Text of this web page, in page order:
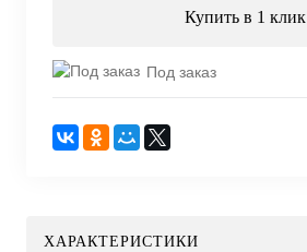
Купить в 1 клик
Под заказ
ХАРАКТЕРИСТИКИ